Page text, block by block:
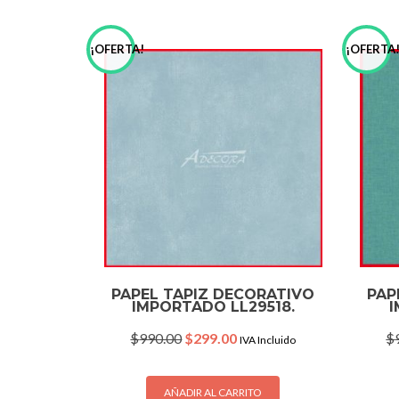
¡OFERTA!
PAPEL TAPIZ DECORATIVO
IMPORTADO LL29518.
$990.00Original
was:
$990.00.
$299.00Current
is:
$299.00.
IVA Incluido
AÑADIR AL CARRITO
¡OFERTA!
$